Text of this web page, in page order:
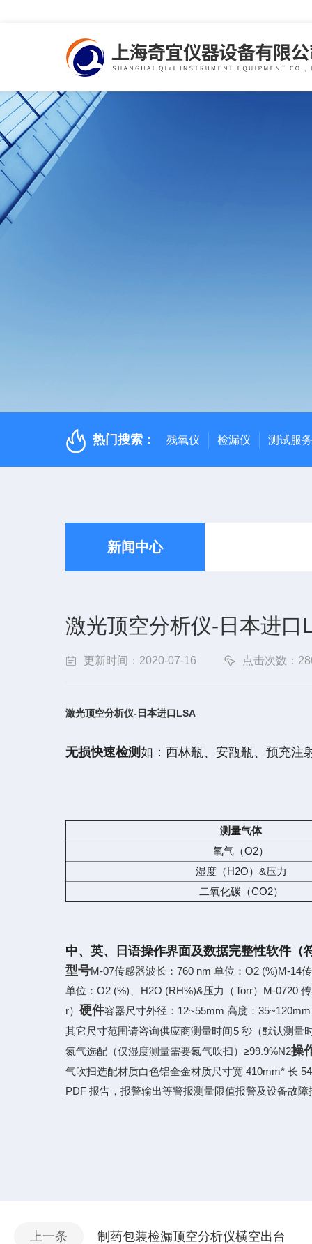
热门搜索： 残氧仪 检漏仪 测试服务
新闻中心
激光顶空分析仪-日本进口
更新时间：2020-07-16 点击次数：
激光顶空分析仪-日本进口LSA
无损快速检测如：西林瓶、安瓿瓶、预充注
测量气体
氧气（O2）
湿度（H2O）&压力
二氧化碳（CO2）
中、英、日语操作界面及数据完整性软件（
型号M-07传感器波长：760 nm 单位：O2 (%)M-14
单位：O2 (%)、H2O (RH%)&压力（Torr）M-0720
r） 硬件容器尺寸外径：12~55mm 高度：35~120mm
其它尺寸范围请咨询供应商测量时间5 秒（默认测量
氮气选配（仅湿度测量需要氮气吹扫）≥99.9%N2操
气吹扫选配材质白色铝全金材质尺寸宽 410mm* 长
PDF 报告，报警输出等警报测量限值报警及设备故障
上一条 制药包装检漏顶空分析仪横空出台